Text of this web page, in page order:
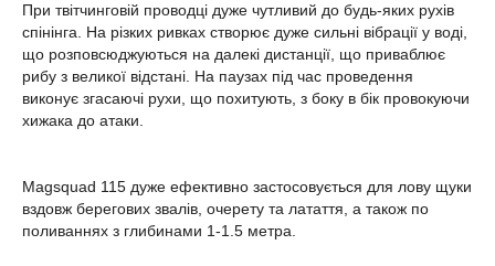
При твітчинговій проводці дуже чутливий до будь-яких рухів
спінінга. На різких ривках створює дуже сильні вібрації у воді,
що розповсюджуються на далекі дистанції, що приваблює
рибу з великої відстані. На паузах під час проведення
виконує згасаючі рухи, що похитують, з боку в бік провокуючи
хижака до атаки.
Magsquad 115 дуже ефективно застосовується для лову щуки
вздовж берегових звалів, очерету та латаття, а також по
поливаннях з глибинами 1-1.5 метра.